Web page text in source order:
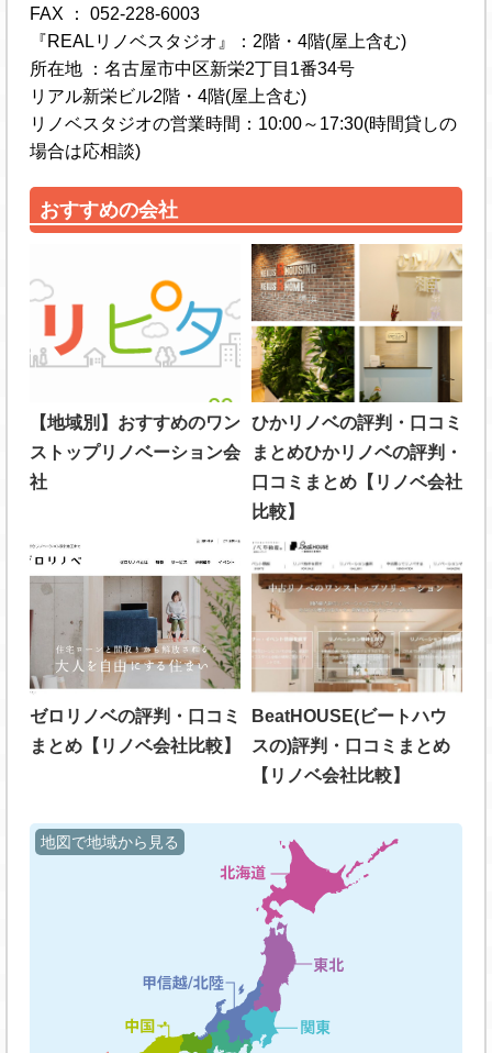
FAX ： 052-228-6003
『REALリノベスタジオ』：2階・4階(屋上含む)
所在地 ：名古屋市中区新栄2丁目1番34号
リアル新栄ビル2階・4階(屋上含む)
リノベスタジオの営業時間：10:00～17:30(時間貸しの
場合は応相談)
おすすめの会社
【地域別】おすすめのワン
ストップリノベーション会
社
ひかリノベの評判・口コミ
まとめひかリノベの評判・
口コミまとめ【リノベ会社
比較】
ゼロリノベの評判・口コミ
まとめ【リノベ会社比較】
BeatHOUSE(ビートハウ
スの)評判・口コミまとめ
【リノベ会社比較】
地図で地域から見る